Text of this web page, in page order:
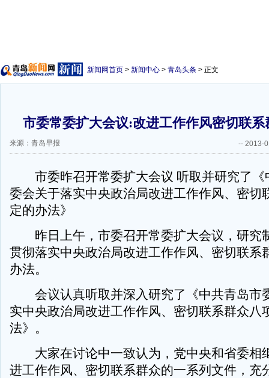
新闻网首页 > 新闻中心 > 青岛头条 > 正文
市委常委扩大会议:改进工作作风密切联系
来源：青岛早报 -- 2013-
市委昨召开常委扩大会议 听取并研究了《
委会关于落实中央政治局改进工作作风、密切
定的办法》
昨日上午，市委召开常委扩大会议，研究
贯彻落实中央政治局改进工作作风、密切联系
办法。
会议认真听取并深入研究了《中共青岛市
实中央政治局改进工作作风、密切联系群众八
法》。
大家在讨论中一致认为，党中央和省委相
进工作作风、密切联系群众的一系列文件，充